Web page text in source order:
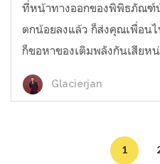
ที่หน้าทางออกของพิพิธภัณฑ์
ตกน้อยลงแล้ว ก็ส่งคุณเพื่อน
ก็ขอหาของเติมพลังกันเสียห
Glacierjan
1